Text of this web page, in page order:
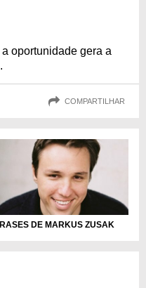
oportunidade gera a
COMPARTILHAR
DE MARKUS ZUSAK